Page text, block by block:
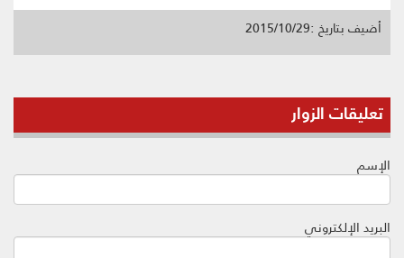
أضيف بتاريخ :2015/10/29
تعليقات الزوار
الإسم
البريد الإلكتروني